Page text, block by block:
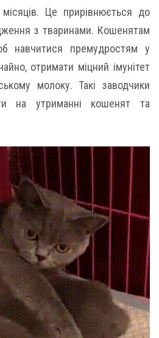
Це прирівнюється до
з тваринами. Кошенятам
навчитися премудростям у
отримати міцний імунітет
молоку. Такі заводчики
на утриманні кошенят та